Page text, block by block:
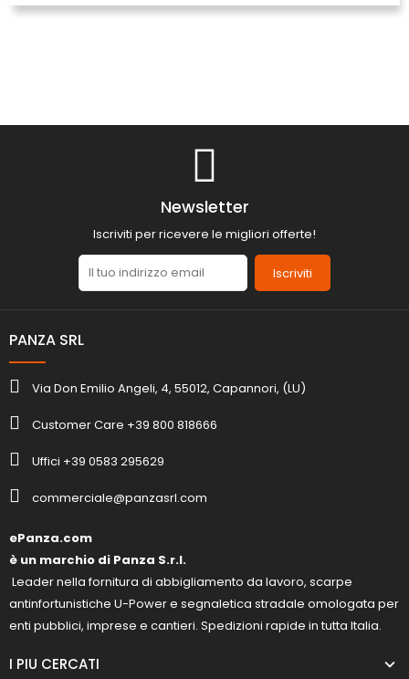
Newsletter
Iscriviti per ricevere le migliori offerte!
Iscriviti
PANZA SRL
Via Don Emilio Angeli, 4, 55012, Capannori, (LU)
Customer Care +39 800 818666
Uffici +39 0583 295629
commerciale@panzasrl.com
ePanza.com
è un marchio di Panza S.r.l.
Leader nella fornitura di abbigliamento da lavoro, scarpe
antinfortunistiche U-Power e segnaletica stradale omologata per
enti pubblici, imprese e cantieri. Spedizioni rapide in tutta Italia.
I PIU CERCATI